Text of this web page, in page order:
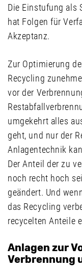
Die Einstufung als
hat Folgen für
Akzeptanz.
Zur Optimierung
Recycling
vor der
umgekehrt alles
geht, und nur der
Anlagentechnik
Der Anteil der zu
noch recht hoch
geändert. Und
das Recycling
recycelten Anteile
Anlagen zur
Verbrennung